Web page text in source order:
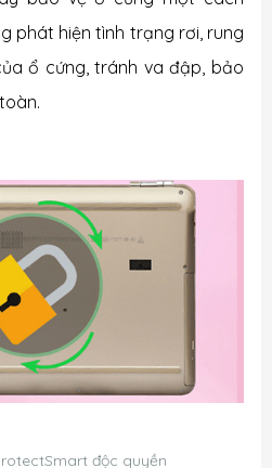
phát hiện tình trạng rơi, rung
ổ cứng, tránh va đập, bảo
độc quyền